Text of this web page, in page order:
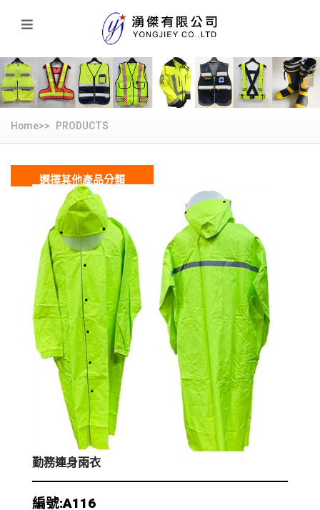
Home>> PRODUCTS
選擇其他產品分類
勤務連身雨衣
編號:A116